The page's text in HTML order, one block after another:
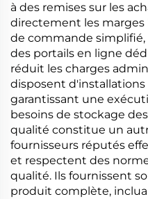
à des remises sur les
directement les marges
de commande simplifié,
des portails en ligne
réduit les charges
disposent
garantissant une
besoins de stockage
qualité constitue un
fournisseurs réputés
et respectent des
qualité. Ils fournissent
produit complète,